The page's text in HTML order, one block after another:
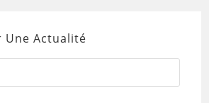
Une Actualité
Press
to